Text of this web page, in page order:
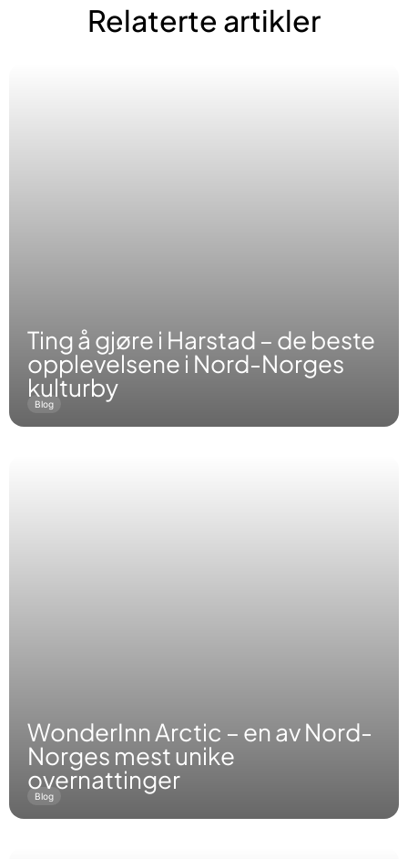
Relaterte artikler
Ting å gjøre i Harstad – de beste
opplevelsene i Nord-Norges
kulturby
Blog
WonderInn Arctic – en av Nord-
Norges mest unike
overnattinger
Blog